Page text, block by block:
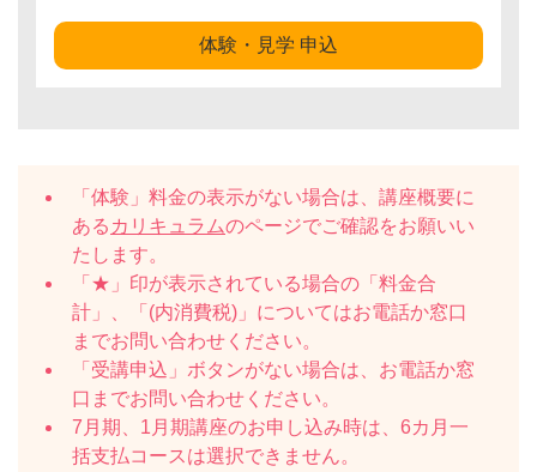
体験・見学 申込
「体験」料金の表示がない場合は、講座概要に
ある カリキュラムのページでご確認をお願いい
たします。
「★」印が表示されている場合の「料金合
計」、「(内消費税)」についてはお電話か窓口
までお問い合わせください。
「受講申込」ボタンがない場合は、お電話か窓
口までお問い合わせください。
7月期、1月期講座のお申し込み時は、6カ月一
括支払コースは選択できません。